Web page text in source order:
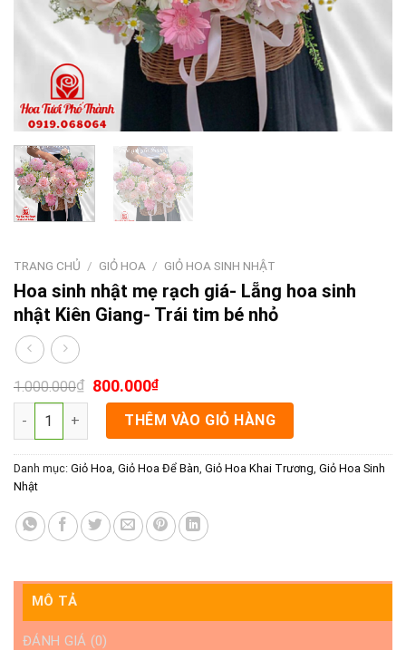
TRANG CHỦ / GIỎ HOA / GIỎ HOA SINH NHẬT
Hoa sinh nhật mẹ rạch giá- Lẵng hoa sinh
nhật Kiên Giang- Trái tim bé nhỏ
1.000.000₫ 800.000₫
Hoa sinh nhật mẹ rạch giá- Lẵng hoa sinh nhật Kiên Giang-
THÊM VÀO GIỎ HÀNG
Danh mục: Giỏ Hoa Giỏ Hoa Để Bàn Giỏ Hoa Khai Trương Giỏ Hoa Sinh
Nhật
MÔ TẢ
ĐÁNH GIÁ (0)